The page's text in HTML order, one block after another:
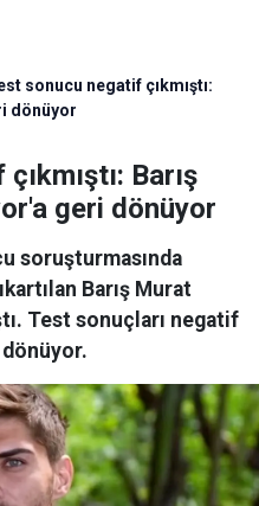
sonucu negatif çıkmıştı:
dönüyor
Barış
geri dönüyor
soruşturmasında
Barış Murat
Test sonuçları negatif
dönüyor.